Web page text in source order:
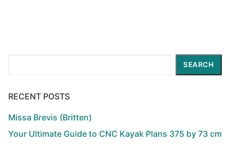
SEARCH
RECENT POSTS
Missa Brevis (Britten)
Your Ultimate Guide to CNC Kayak Plans 375 by 73 cm